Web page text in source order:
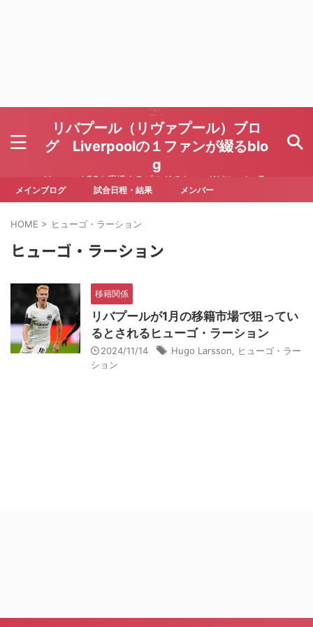
リバプール（リヴァプール）ブロ
グ Liverpoolの１ファンが綴るblo
g
Liverpool FCを応援するブログです Written by To
ru Yoda
メインブログ 試合日程・結果 メンバー
HOME > ヒューゴ・ラーション
ヒューゴ・ラーション
移籍関係
リバプールが1月の移籍市場で狙ってい
るとされるヒューゴ・ラーション
2024/11/14 Hugo Larsson
ヒューゴ・ラー
ション